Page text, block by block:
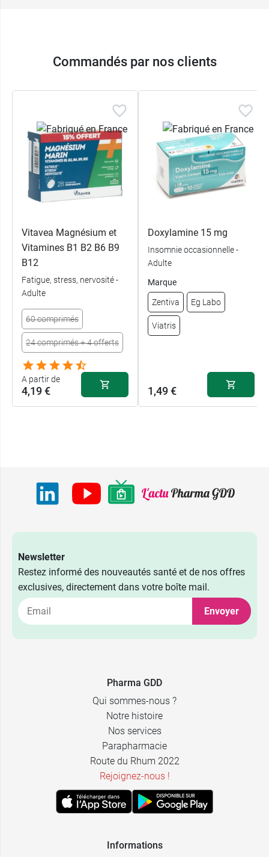
Commandés par nos clients
Vitavea Magnésium et
Vitamines B1 B2 B6 B9
B12
Fatigue, stress, nervosité -
Adulte
60 comprimés
24 comprimés + 4 offerts
A partir de
4,19 €
60
Doxylamine 15 mg
Insomnie occasionnelle -
Adulte
Marque
Zentiva Eg Labo
Viatris
1,49 €
1,49 €
Viatris
Newsletter
Restez informé des nouveautés santé et de nos offres
exclusives, directement dans votre boîte mail.
Envoyer
Pharma GDD
Qui sommes-nous ?
Notre histoire
Nos services
Parapharmacie
Route du Rhum 2022
Rejoignez-nous !
Informations